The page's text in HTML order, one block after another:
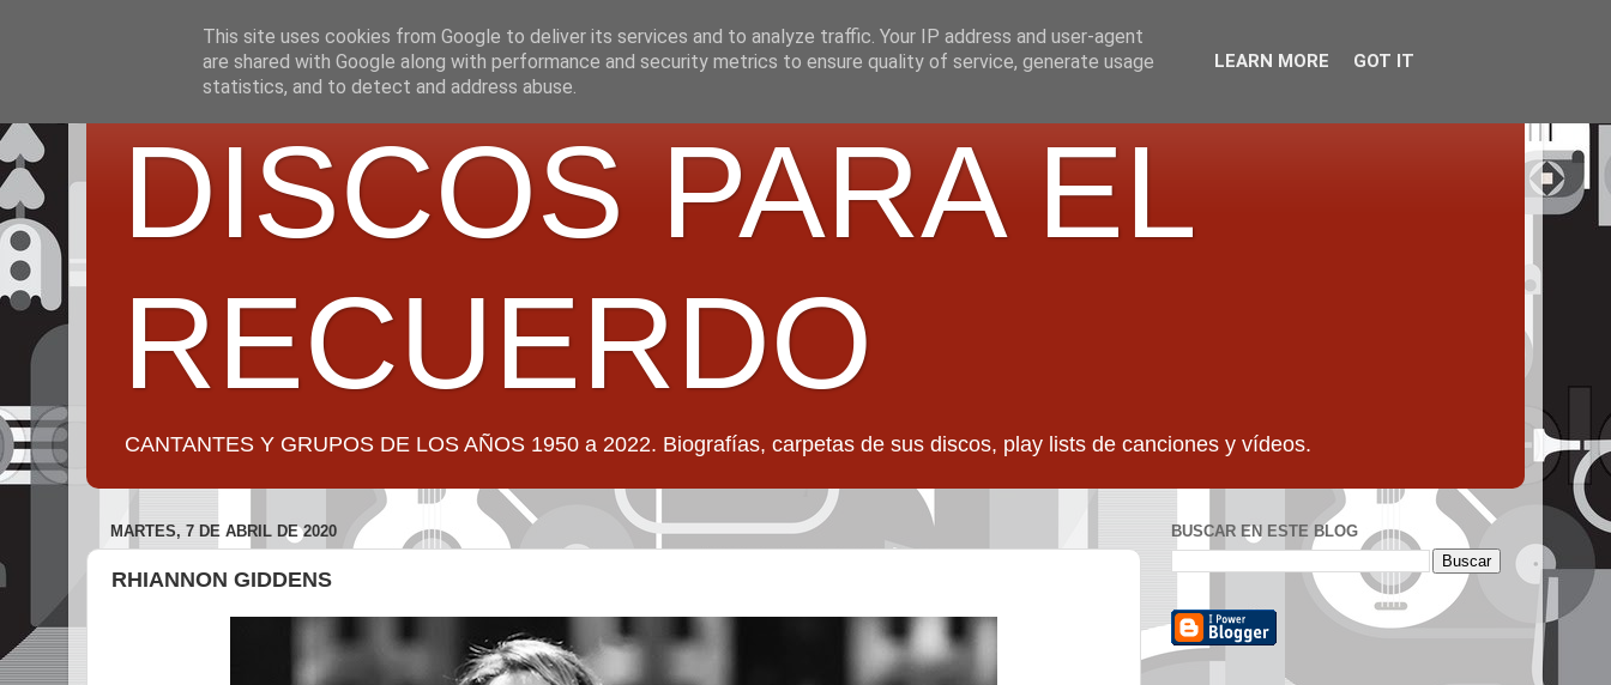
DISCOS PARA EL
RECUERDO
CANTANTES Y GRUPOS DE LOS AÑOS 1950 a 2022. Biografías, carpetas de sus discos, play lists de canciones y vídeos.
MARTES, 7 DE ABRIL DE 2020
RHIANNON GIDDENS
BUSCAR EN ESTE BLOG
This site uses cookies from Google to deliver its services and to analyze traffic. Your IP address and user-agent
are shared with Google along with performance and security metrics to ensure quality of service, generate usage
statistics, and to detect and address abuse.
LEARN MORE GOT IT